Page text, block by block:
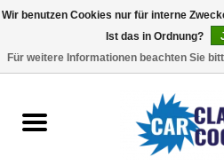
Komplette Kits
Wir benutzen Cookies nur für interne
Ist das in Ordnung?
Für weitere Informationen beachten Sie